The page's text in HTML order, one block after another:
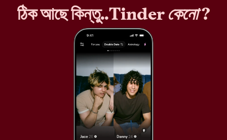
ঠিক আছে কিন্তু..Tinderকেনো?